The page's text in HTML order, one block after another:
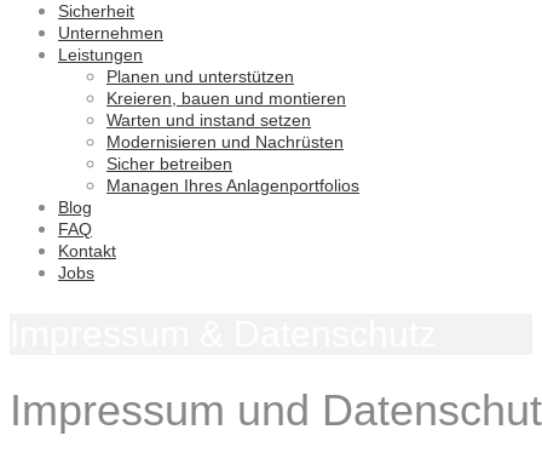
Sicherheit
Unternehmen
Leistungen
Planen und unterstützen
Kreieren, bauen und montieren
Warten und instand setzen
Modernisieren und Nachrüsten
Sicher betreiben
Managen Ihres Anlagenportfolios
Blog
FAQ
Kontakt
Jobs
Impressum und